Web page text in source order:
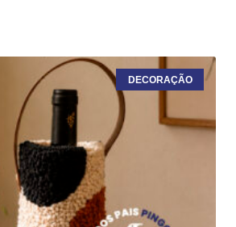
DECORAÇÃO